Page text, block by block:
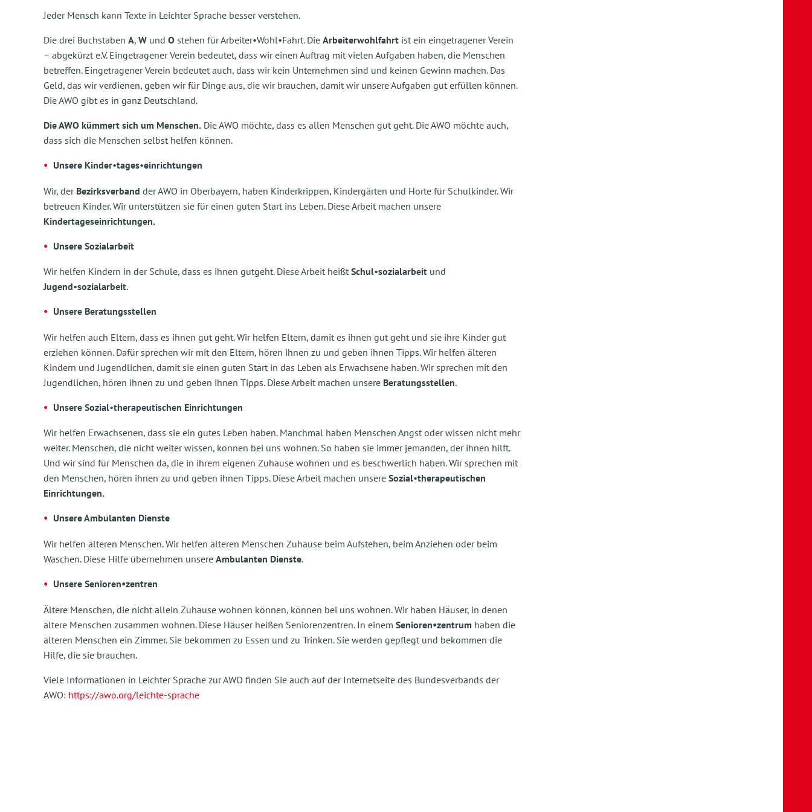
Jeder Mensch kann Texte in Leichter Sprache besser verstehen.
Die drei Buchstaben A, W und O stehen für Arbeiter•Wohl•Fahrt. Die Arbeiterwohlfahrt ist ein eingetragener Verein
– abgekürzt e.V. Eingetragener Verein bedeutet, dass wir einen Auftrag mit vielen Aufgaben haben, die Menschen
betreffen. Eingetragener Verein bedeutet auch, dass wir kein Unternehmen sind und keinen Gewinn machen. Das
Geld, das wir verdienen, geben wir für Dinge aus, die wir brauchen, damit wir unsere Aufgaben gut erfüllen können.
Die AWO gibt es in ganz Deutschland.
Die AWO kümmert sich um Menschen. Die AWO möchte, dass es allen Menschen gut geht. Die AWO möchte auch,
dass sich die Menschen selbst helfen können.
Unsere Kinder•tages•einrichtungen
Wir, der Bezirksverband der AWO in Oberbayern, haben Kinderkrippen, Kindergärten und Horte für Schulkinder. Wir
betreuen Kinder. Wir unterstützen sie für einen guten Start ins Leben. Diese Arbeit machen unsere
Kindertageseinrichtungen.
Unsere Sozialarbeit
Wir helfen Kindern in der Schule, dass es ihnen gutgeht. Diese Arbeit heißt Schul•sozialarbeit und
Jugend•sozialarbeit.
Unsere Beratungsstellen
Wir helfen auch Eltern, dass es ihnen gut geht. Wir helfen Eltern, damit es ihnen gut geht und sie ihre Kinder gut
erziehen können. Dafür sprechen wir mit den Eltern, hören ihnen zu und geben ihnen Tipps. Wir helfen älteren
Kindern und Jugendlichen, damit sie einen guten Start in das Leben als Erwachsene haben. Wir sprechen mit den
Jugendlichen, hören ihnen zu und geben ihnen Tipps. Diese Arbeit machen unsere Beratungsstellen.
Unsere Sozial•therapeutischen Einrichtungen
Wir helfen Erwachsenen, dass sie ein gutes Leben haben. Manchmal haben Menschen Angst oder wissen nicht mehr
weiter. Menschen, die nicht weiter wissen, können bei uns wohnen. So haben sie immer jemanden, der ihnen hilft.
Und wir sind für Menschen da, die in ihrem eigenen Zuhause wohnen und es beschwerlich haben. Wir sprechen mit
den Menschen, hören ihnen zu und geben ihnen Tipps. Diese Arbeit machen unsere Sozial•therapeutischen
Einrichtungen.
Unsere Ambulanten Dienste
Wir helfen älteren Menschen. Wir helfen älteren Menschen Zuhause beim Aufstehen, beim Anziehen oder beim
Waschen. Diese Hilfe übernehmen unsere Ambulanten Dienste.
Unsere Senioren•zentren
Ältere Menschen, die nicht allein Zuhause wohnen können, können bei uns wohnen. Wir haben Häuser, in denen
ältere Menschen zusammen wohnen. Diese Häuser heißen Seniorenzentren. In einem Senioren•zentrum haben die
älteren Menschen ein Zimmer. Sie bekommen zu Essen und zu Trinken. Sie werden gepflegt und bekommen die
Hilfe, die sie brauchen.
Viele Informationen in Leichter Sprache zur AWO finden Sie auch auf der Internetseite des Bundesverbands der
AWO: https://awo.org/leichte-sprache